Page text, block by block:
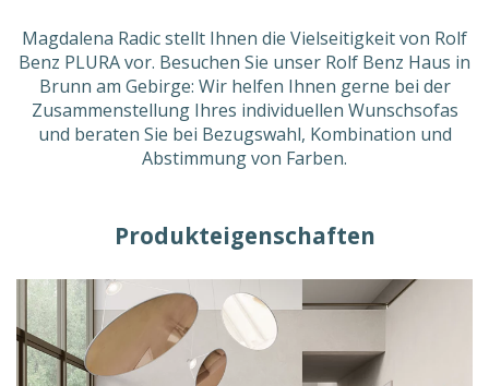
Magdalena Radic stellt Ihnen die Vielseitigkeit von Rolf
Benz PLURA vor. Besuchen Sie unser Rolf Benz Haus in
Brunn am Gebirge: Wir helfen Ihnen gerne bei der
Zusammenstellung Ihres individuellen Wunschsofas
und beraten Sie bei Bezugswahl, Kombination und
Abstimmung von Farben.
Produkteigenschaften